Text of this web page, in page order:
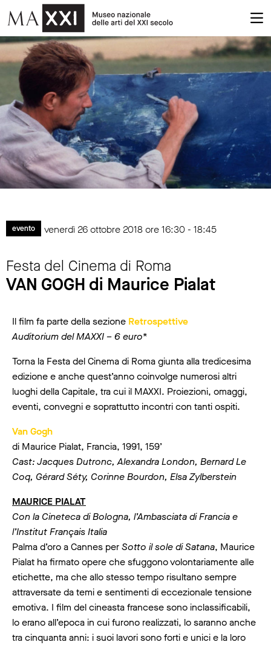
evento venerdì 26 ottobre 2018 ore 16:30 - 18:45
Festa del Cinema di Roma
VAN GOGH di Maurice Pialat
Il film fa parte della sezione Retrospettive
Auditorium del MAXXI – 6 euro*
Torna la Festa del Cinema di Roma giunta alla tredicesima
edizione e anche quest’anno coinvolge numerosi altri
luoghi della Capitale, tra cui il MAXXI. Proiezioni, omaggi,
eventi, convegni e soprattutto incontri con tanti ospiti.
Van Gogh
di Maurice Pialat, Francia, 1991, 159’
Cast: Jacques Dutronc, Alexandra London, Bernard Le
Coq, Gérard Séty, Corinne Bourdon, Elsa Zylberstein
MAURICE PIALAT
Con la Cineteca di Bologna, l’Ambasciata di Francia e
l’Institut Français Italia
Palma d’oro a Cannes perSotto il sole di Satana, Maurice
Pialat ha firmato opere che sfuggono volontariamente alle
etichette, ma che allo stesso tempo risultano sempre
attraversate da temi e sentimenti di eccezionale tensione
emotiva. I film del cineasta francese sono inclassificabili,
lo erano all’epoca in cui furono realizzati, lo saranno anche
tra cinquanta anni: i suoi lavori sono forti e unici e la loro